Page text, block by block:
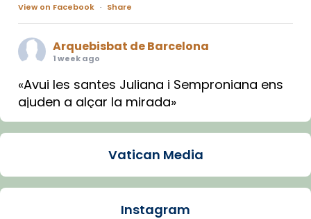
View on Facebook · Share
Arquebisbat de Barcelona
1 week ago
«Avui les santes Juliana i Semproniana ens
ajuden a alçar la mirada»
Mons. Sergi Gordo, bisbe de Tortosa, ha
Santes de Mataró.
🔗tinyurl.com/cvu5jmbk
Vatican Media
Instagram